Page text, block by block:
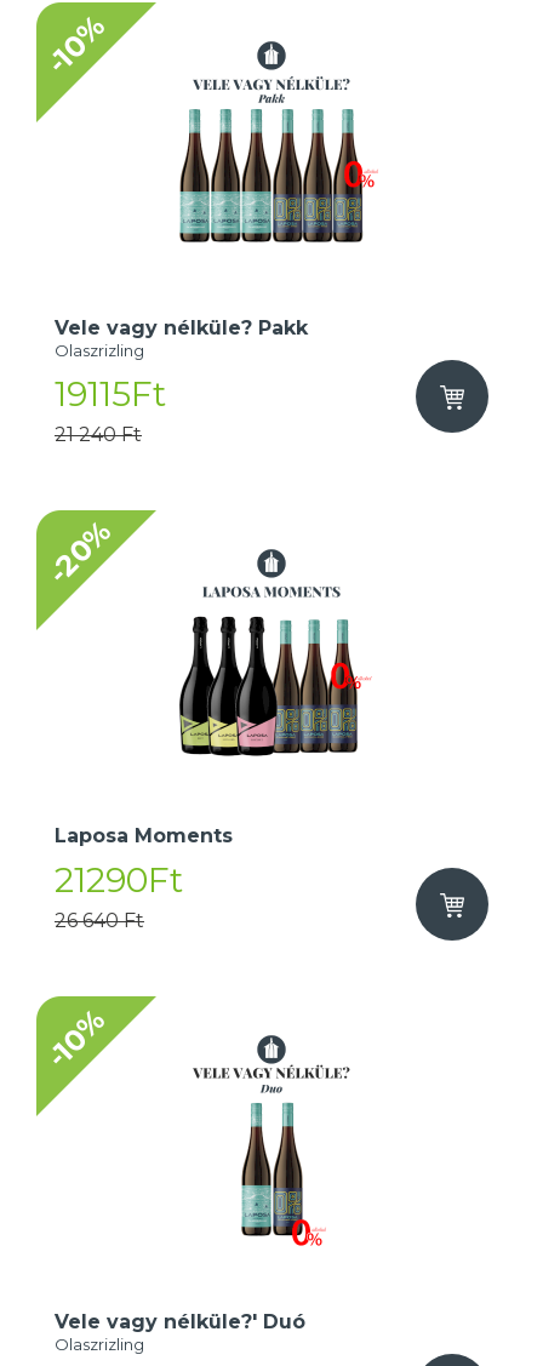
-10%
Vele vagy nélküle? Pakk
Olaszrizling
19115Ft
21 240 Ft
-20%
Laposa Moments
21290Ft
26 640 Ft
-10%
Vele vagy nélküle?' Duó
Olaszrizling